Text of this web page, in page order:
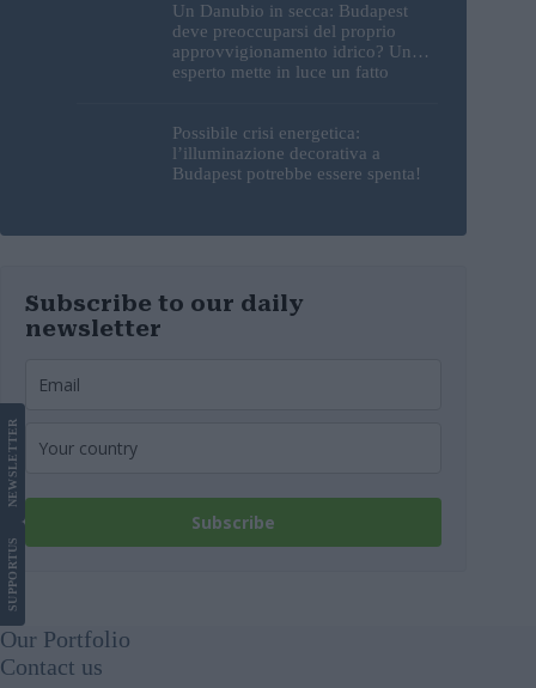
Un Danubio in secca: Budapest
deve preoccuparsi del proprio
approvvigionamento idrico? Un
esperto mette in luce un fatto
Possibile crisi energetica:
l’illuminazione decorativa a
Budapest potrebbe essere spenta!
Subscribe to our daily
newsletter
Subscribe
SUPPORT
US
NEWS
LETTER
Our Portfolio
Contact us